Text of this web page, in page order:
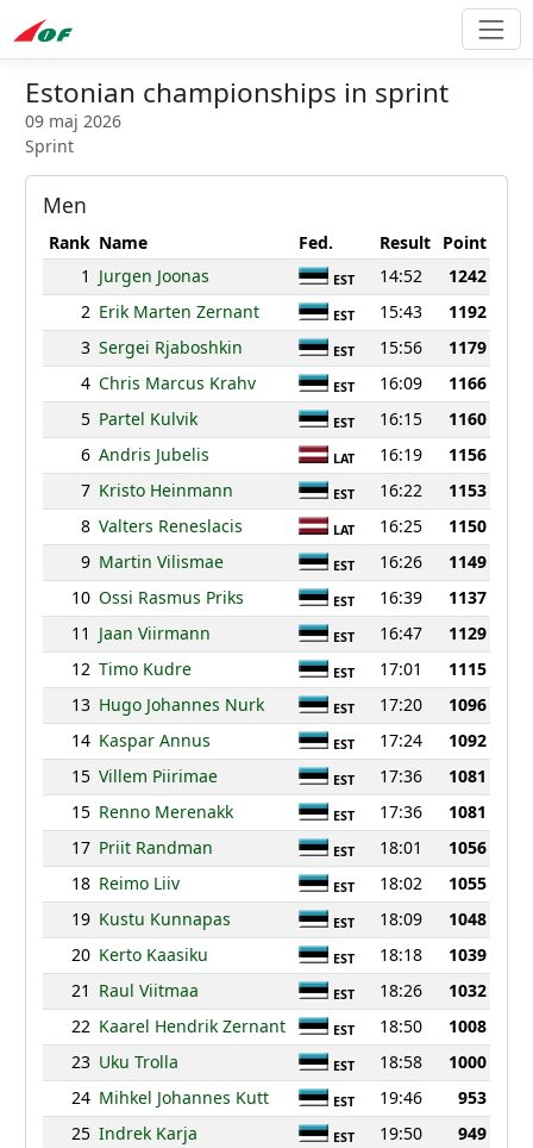
Estonian championships in sprint
09 maj 2026
Sprint
Men
Rank Name Fed. Result
Point
1 Jurgen Joonas EST 14:52
1242
2 Erik Marten Zernant EST 15:43
1192
3 Sergei Rjaboshkin EST 15:56
1179
4 Chris Marcus Krahv EST 16:09
1166
5 Partel Kulvik EST 16:15
1160
6 Andris Jubelis LAT 16:19
1156
7 Kristo Heinmann EST 16:22
1153
8 Valters Reneslacis LAT 16:25
1150
9 Martin Vilismae EST 16:26
1149
10 Ossi Rasmus Priks EST 16:39
1137
11 Jaan Viirmann EST 16:47
1129
12 Timo Kudre EST 17:01
1115
13 Hugo Johannes Nurk EST 17:20
1096
14 Kaspar Annus EST 17:24
1092
15 Villem Piirimae EST 17:36
1081
15 Renno Merenakk EST 17:36
1081
17 Priit Randman EST 18:01
1056
18 Reimo Liiv EST 18:02
1055
19 Kustu Kunnapas EST 18:09
1048
20 Kerto Kaasiku EST 18:18
1039
21 Raul Viitmaa EST 18:26
1032
22 Kaarel Hendrik Zernant EST 18:50
1008
23 Uku Trolla EST 18:58
1000
24 Mihkel Johannes Kutt EST 19:46
953
25 Indrek Karja EST 19:50
949